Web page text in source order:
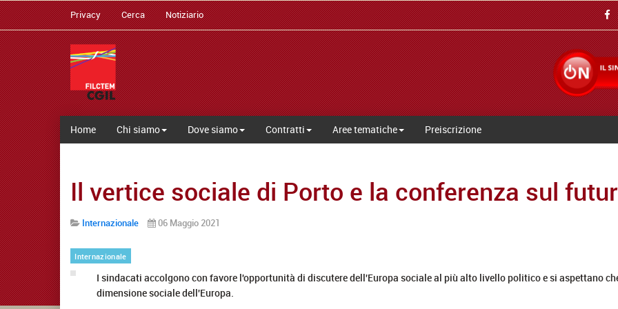
Privacy Cerca Notiziario
Home Chi siamo Dove siamo Contratti Aree tematiche Preiscrizione
Il vertice sociale di Porto e la conferenza sul
Internazionale 06 Maggio 2021
Internazionale
I sindacati accolgono con favore l'opportunità di discutere dell'Europa sociale al più alto livello politico e si aspettano
dimensione sociale dell'Europa.